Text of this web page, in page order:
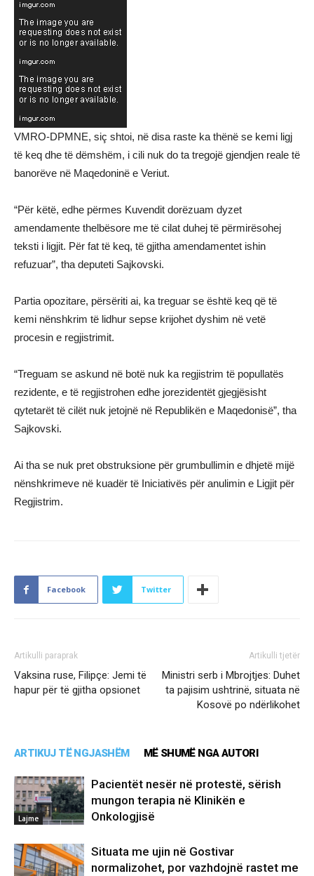
VMRO-DPMNE, siç shtoi, në disa raste ka thënë se kemi ligj
të keq dhe të dëmshëm, i cili nuk do ta tregojë gjendjen reale të
banorëve në Maqedoninë e Veriut.
“Për këtë, edhe përmes Kuvendit dorëzuam dyzet
amendamente thelbësore me të cilat duhej të përmirësohej
teksti i ligjit. Për fat të keq, të gjitha amendamentet ishin
refuzuar”, tha deputeti Sajkovski.
Partia opozitare, përsëriti ai, ka treguar se është keq që të
kemi nënshkrim të lidhur sepse krijohet dyshim në vetë
procesin e regjistrimit.
“Treguam se askund në botë nuk ka regjistrim të popullatës
rezidente, e të regjistrohen edhe jorezidentët gjegjësisht
qytetarët të cilët nuk jetojnë në Republikën e Maqedonisë”, tha
Sajkovski.
Ai tha se nuk pret obstruksione për grumbullimin e dhjetë mijë
nënshkrimeve në kuadër të Iniciativës për anulimin e Ligjit për
Regjistrim.
Facebook Twitter
Artikulli paraprak
Vaksina ruse, Filipçe: Jemi të
hapur për të gjitha opsionet
Artikulli tjetër
Ministri serb i Mbrojtjes: Duhet
ta pajisim ushtrinë, situata në
Kosovë po ndërlikohet
ARTIKUJ TË NGJASHËM MË SHUMË NGA AUTORI
Lajme
Pacientët nesër në protestë, sërish
mungon terapia në Klinikën e
Onkologjisë
Situata me ujin në Gostivar
normalizohet, por vazhdojnë rastet me